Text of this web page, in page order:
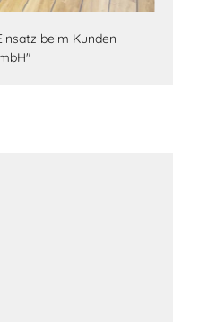
beim Kunden